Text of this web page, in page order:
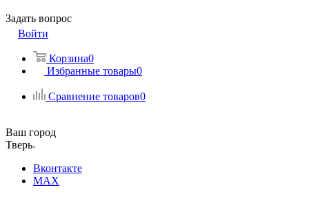
Задать вопрос
Войти
Корзина0
Избранные товары0
Сравнение товаров0
Ваш город
Тверь
Вконтакте
MAX